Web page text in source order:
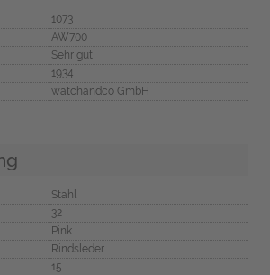
1073
AW700
Sehr gut
1934
watchandco GmbH
Stahl
32
Pink
Rindsleder
15